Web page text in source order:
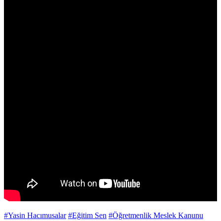
#Yasin Hacımusalar #Eğitim Sen #Öğretmenlik Meslek Kanunu